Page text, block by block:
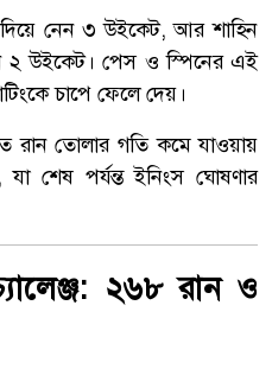
নেন ৩ উইকেট, আর শাহিন
২ উইকেট। পেস ও স্পিনের এই
চাপে ফেলে দেয়।
রান তোলার গতি কমে যাওয়ায়
শেষ পর্যন্ত ইনিংস ঘোষণার
২৬৮ রান ও